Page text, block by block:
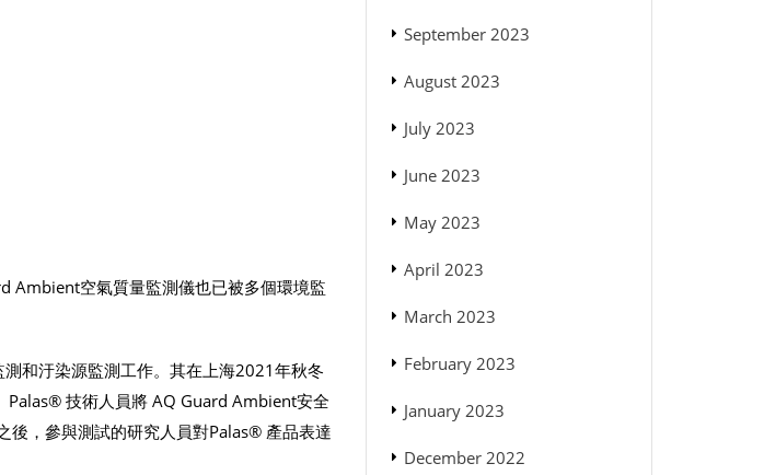
Ambient空氣質量監測儀也已被多個環境監
和汙染源監測工作。其在上海2021年秋冬
技術人員將 AQ Guard Ambient安全
後，參與測試的研究人員對Palas® 產品表達
September 2023
August 2023
July 2023
June 2023
May 2023
April 2023
March 2023
February 2023
January 2023
December 2022